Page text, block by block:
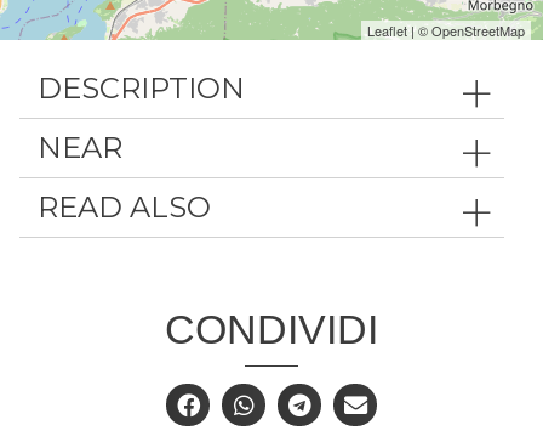
DESCRIPTION
NEAR
READ ALSO
Leaflet | ©OpenStreetMap
CONDIVIDI